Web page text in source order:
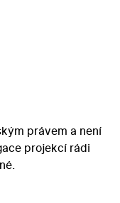
právem a není
projekcí rádi